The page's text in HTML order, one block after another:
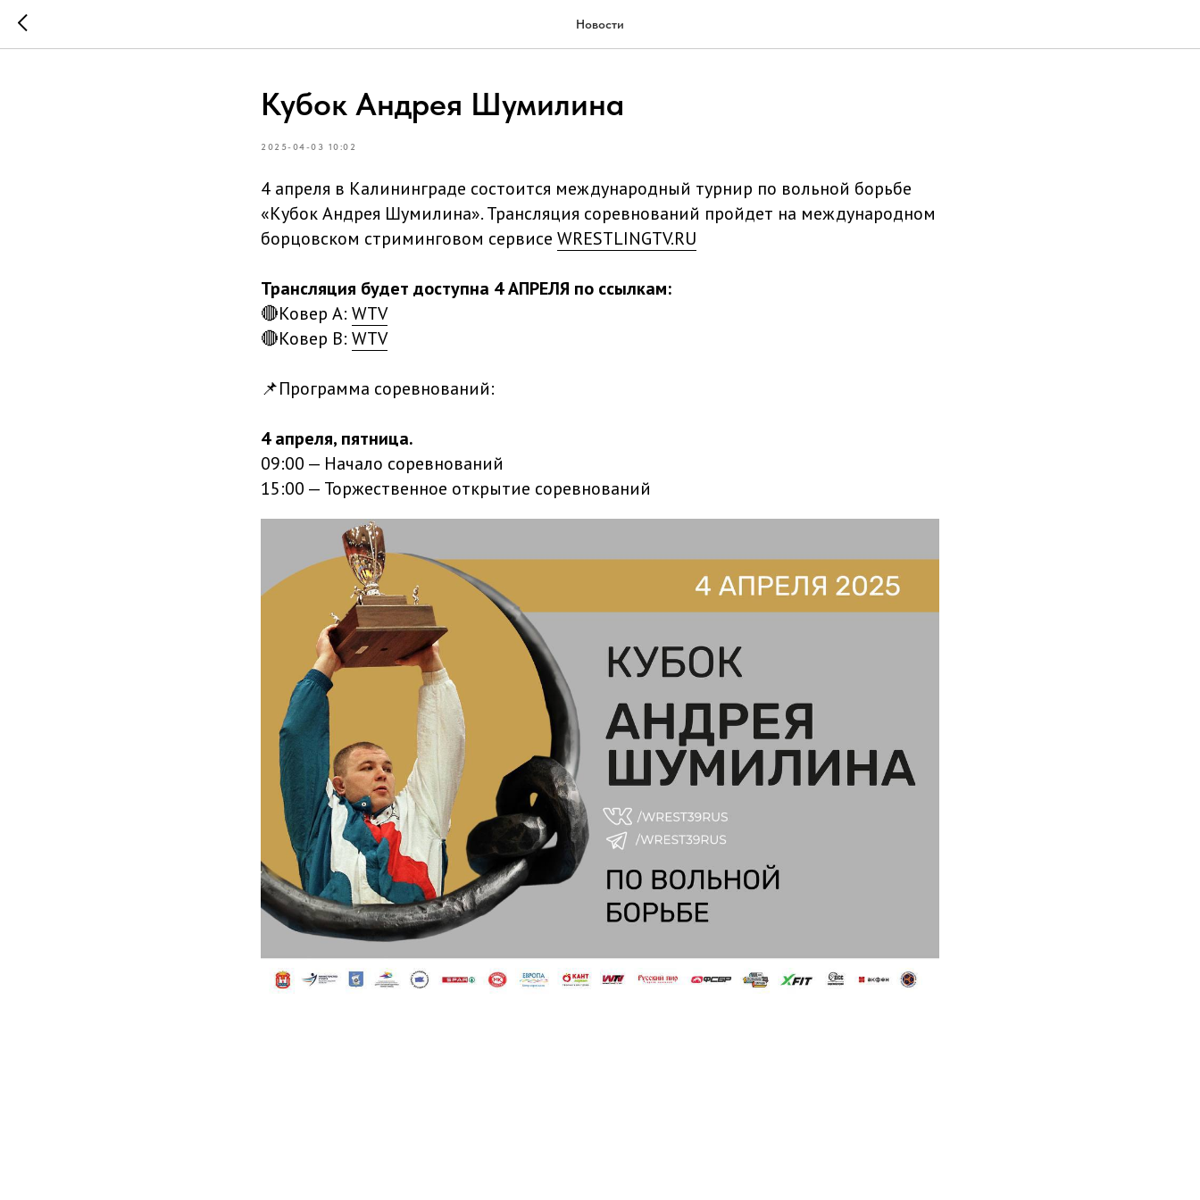
Новости
Кубок Андрея Шумилина
2025-04-03 10:02
4 апреля в Калининграде состоится международный турнир по вольной борьбе
«Кубок Андрея Шумилина». Трансляция соревнований пройдет на международном
борцовском стриминговом сервисе WRESTLINGTV.RU
Трансляция будет доступна 4 АПРЕЛЯ по ссылкам:
🔴Ковер A: WTV
🔴Ковер B: WTV
📌Программа соревнований:
4 апреля, пятница.
09:00 — Начало соревнований
15:00 — Торжественное открытие соревнований